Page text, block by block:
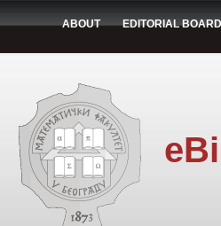
ABOUT EDITORIAL BOARD